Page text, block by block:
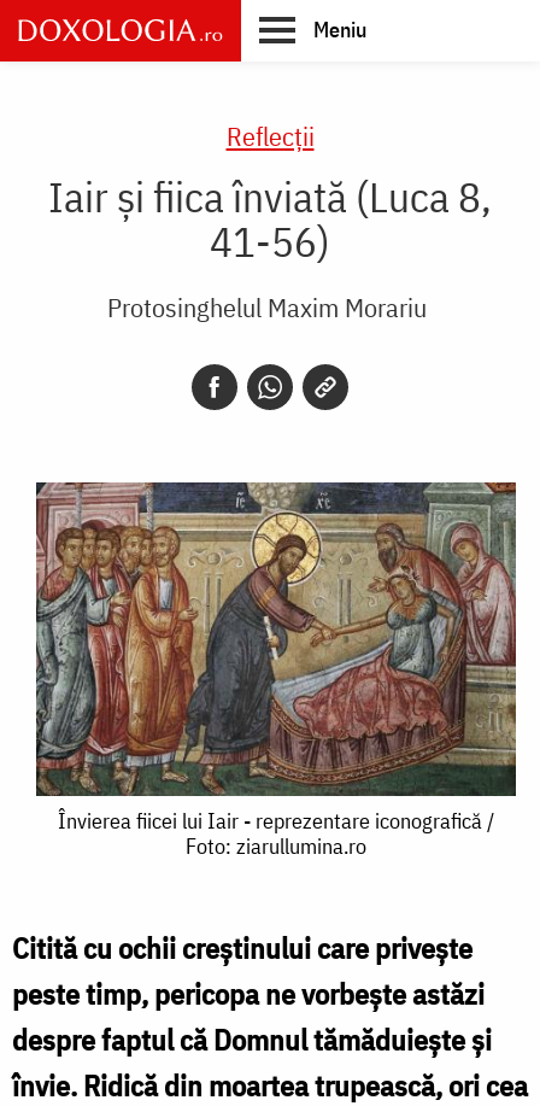
Skip
to
main
Meniu
Reflecții
Iair și fiica înviată (Luca 8,
41-56)
Protosinghelul Maxim Morariu
Învierea
Iair
-
reprezentare
iconografică
Învierea fiicei lui Iair - reprezentare iconografică /
Foto: ziarullumina.ro
Citită cu ochii creștinului care privește
peste timp, pericopa ne vorbește astăzi
despre faptul că Domnul tămăduiește și
învie. Ridică din moartea trupească, ori cea